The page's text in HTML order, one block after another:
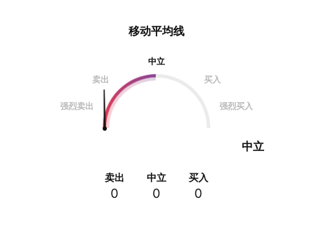
移动平均线
中立
卖出
买入
强烈卖出 强烈买入
中立
卖出
0
中立
0
买入
0